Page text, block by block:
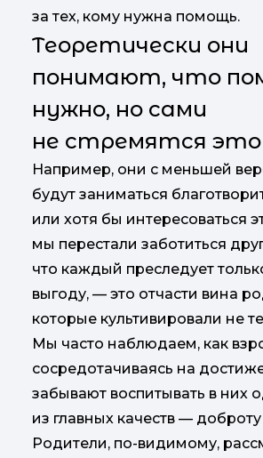
за тех, кому нужна помощь.
Теоретически они
понимают, что
нужно, но сами
не стремятся
Например, они с меньшей
будут заниматься
или хотя бы интересоваться
мы перестали заботиться
что каждый преследует
выгоду, — это отчасти вина
которые культивировали не
Мы часто наблюдаем, как
сосредотачиваясь на
забывают воспитывать в них
из главных качеств —
Родители, по-видимому,